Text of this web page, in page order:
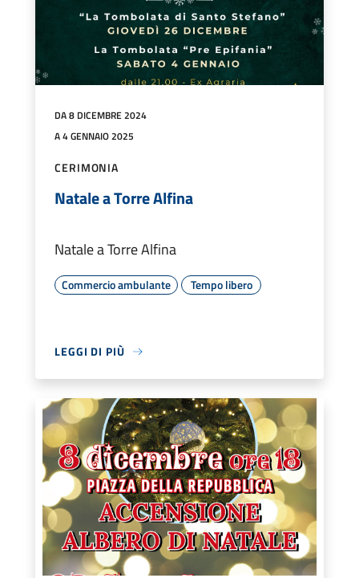
DA 8 DICEMBRE 2024
A 4 GENNAIO 2025
CERIMONIA
Natale a Torre Alfina
Natale a Torre Alfina
Commercio ambulante Tempo libero
LEGGI DI PIÙ